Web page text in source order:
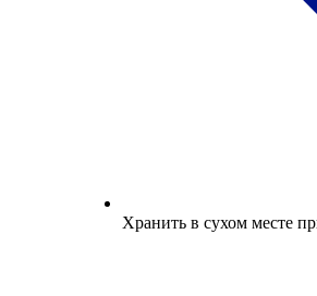
Хранить в сухом месте